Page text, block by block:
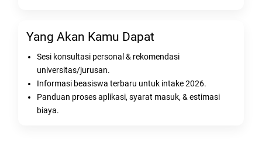
Yang Akan Kamu Dapat
Sesi konsultasi personal & rekomendasi
universitas/jurusan.
Informasi beasiswa terbaru untuk intake 2026.
Panduan proses aplikasi, syarat masuk, & estimasi
biaya.